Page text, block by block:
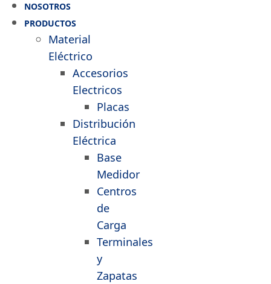
NOSOTROS
PRODUCTOS
Material
Eléctrico
Accesorios
Electricos
Placas
Distribución
Eléctrica
Base
Medidor
Centros
de
Carga
Terminales
y
Zapatas